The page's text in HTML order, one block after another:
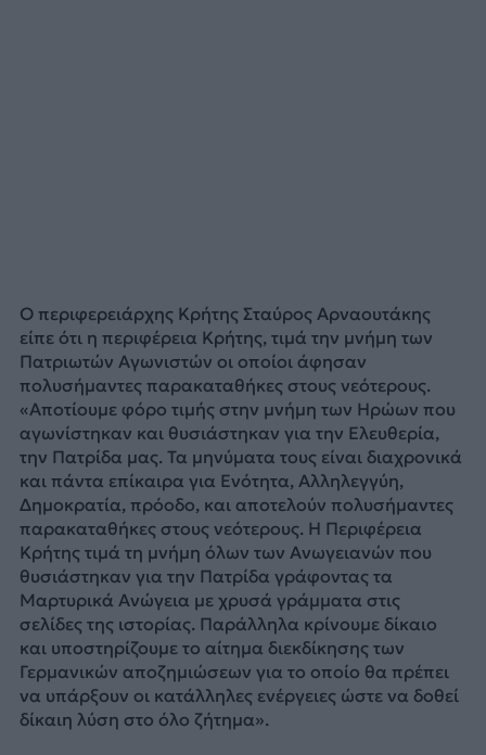
Ο περιφερειάρχης Κρήτης Σταύρος Αρναουτάκης
είπε ότι η περιφέρεια Κρήτης, τιμά την μνήμη των
Πατριωτών Αγωνιστών οι οποίοι άφησαν
πολυσήμαντες παρακαταθήκες στους νεότερους.
«Αποτίουμε φόρο τιμής στην μνήμη των Ηρώων που
αγωνίστηκαν και θυσιάστηκαν για την Ελευθερία,
την Πατρίδα μας. Τα μηνύματα τους είναι διαχρονικά
και πάντα επίκαιρα για Ενότητα, Αλληλεγγύη,
Δημοκρατία, πρόοδο, και αποτελούν πολυσήμαντες
παρακαταθήκες στους νεότερους. Η Περιφέρεια
Κρήτης τιμά τη μνήμη όλων των Ανωγειανών που
θυσιάστηκαν για την Πατρίδα γράφοντας τα
Μαρτυρικά Ανώγεια με χρυσά γράμματα στις
σελίδες της ιστορίας. Παράλληλα κρίνουμε δίκαιο
και υποστηρίζουμε το αίτημα διεκδίκησης των
Γερμανικών αποζημιώσεων για το οποίο θα πρέπει
να υπάρξουν οι κατάλληλες ενέργειες ώστε να δοθεί
δίκαιη λύση στο όλο ζήτημα».